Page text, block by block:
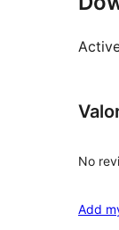
No
Add